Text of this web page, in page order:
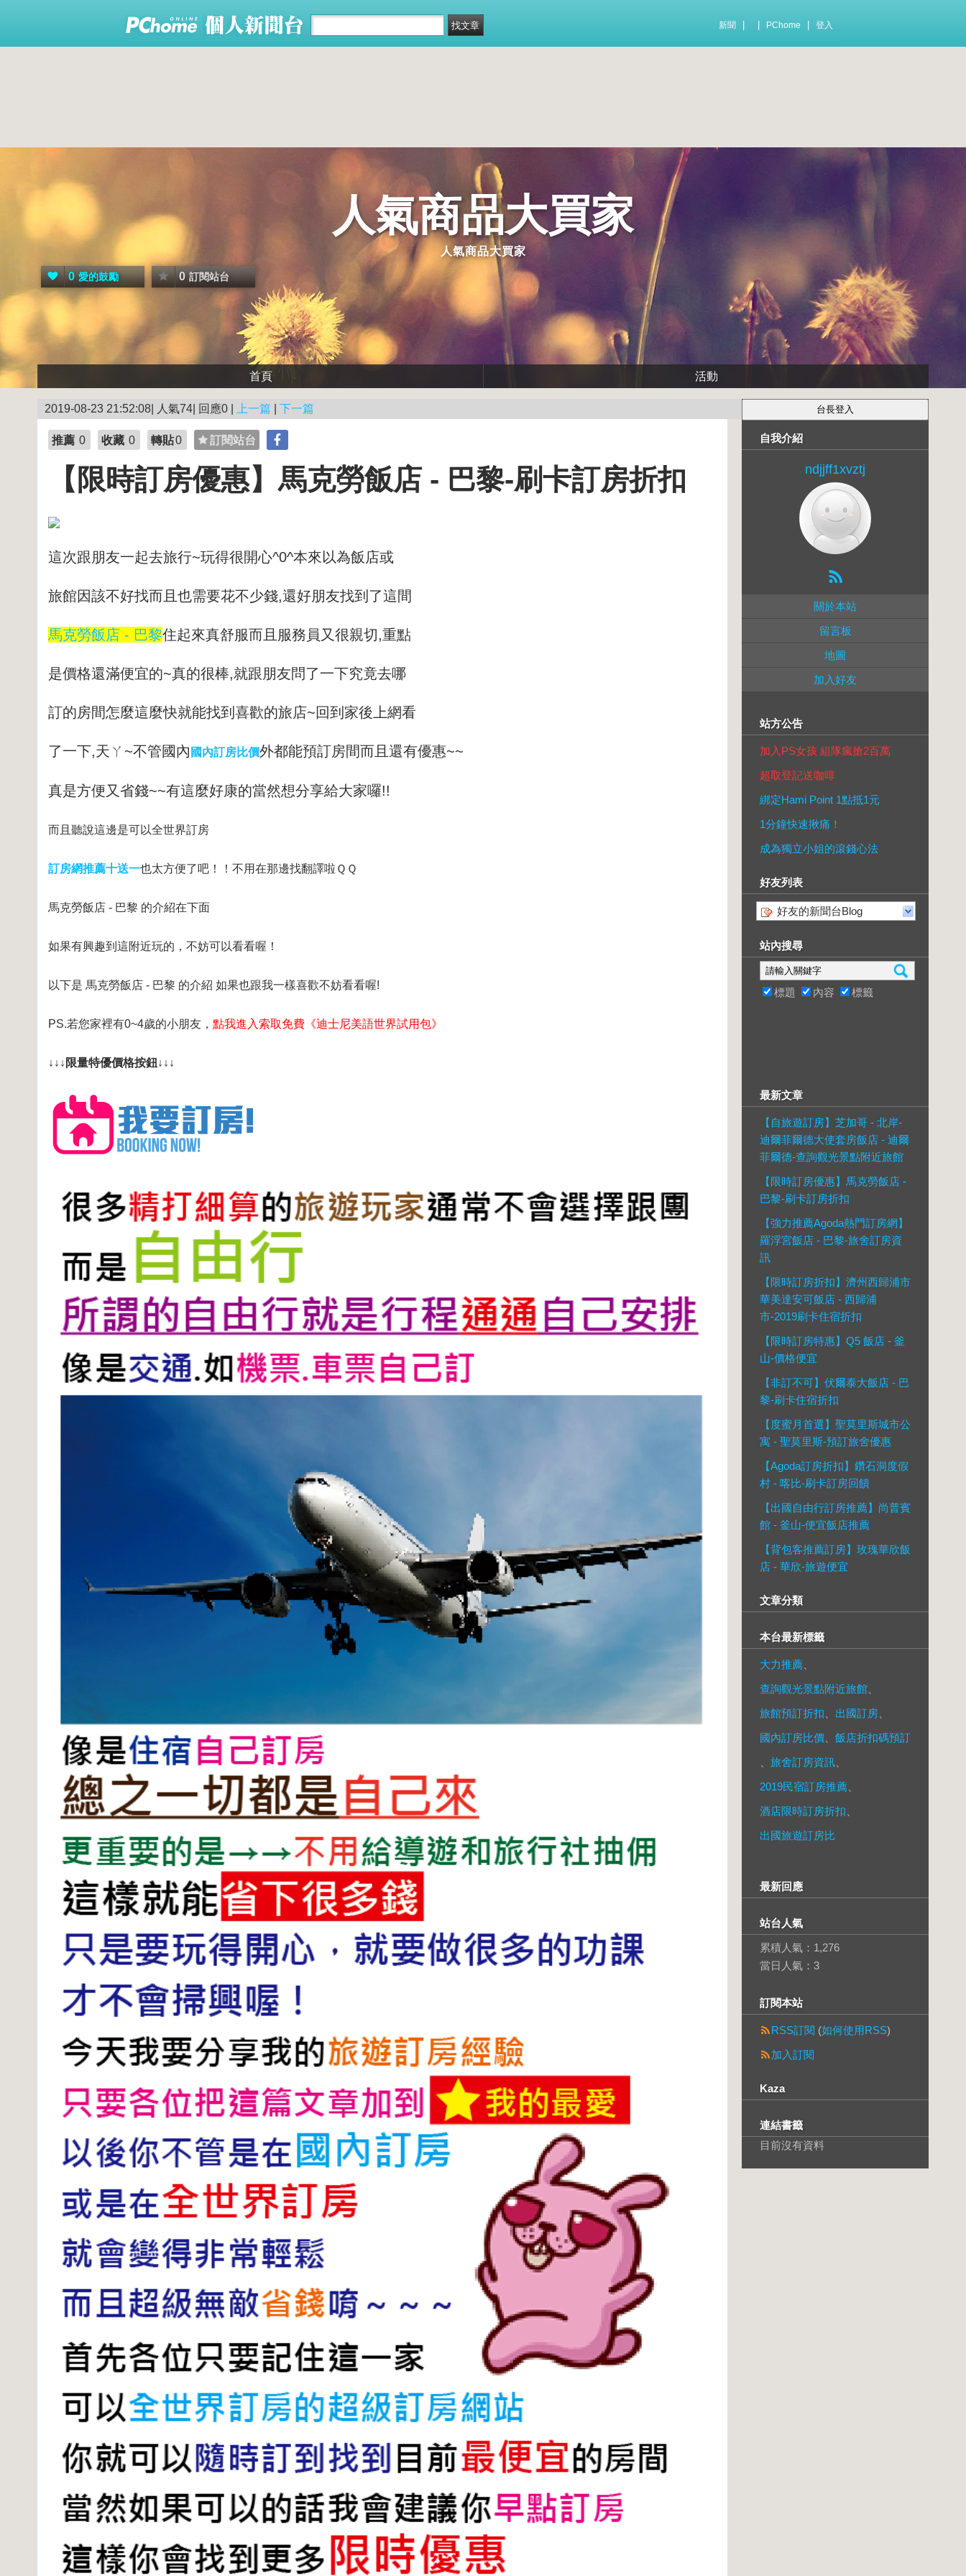
新聞 PChome 登入
人氣商品大買家
人氣商品大買家
0 愛的鼓勵 0 訂閱站台
首頁 活動
2019-08-23 21:52:08| 人氣74| 回應0 | 上一篇 下一篇
推薦 0 收藏 0 轉貼0 訂閱站台
【限時訂房優惠】馬克勞飯店 - 巴黎-刷卡訂房折扣
這次跟朋友一起去旅行~玩得很開心^0^本來以為飯店或
旅館因該不好找而且也需要花不少錢,還好朋友找到了這間
馬克勞飯店 - 巴黎住起來真舒服而且服務員又很親切,重點
是價格還滿便宜的~真的很棒,就跟朋友問了一下究竟去哪
訂的房間怎麼這麼快就能找到喜歡的旅店~回到家後上網看
了一下,天ㄚ~不管國內 國內訂房比價外都能預訂房間而且還有優惠~~
真是方便又省錢~~有這麼好康的當然想分享給大家囉!!
而且聽說這邊是可以全世界訂房
訂房網推薦十送一也太方便了吧！！不用在那邊找翻譯啦ＱＱ
馬克勞飯店 - 巴黎 的介紹在下面
如果有興趣到這附近玩的，不妨可以看看喔！
以下是 馬克勞飯店 - 巴黎 的介紹 如果也跟我一樣喜歡不妨看看喔!
PS.若您家裡有0~4歲的小朋友， 點我進入索取免費《迪士尼美語世界試用包》
↓↓↓限量特優價格按鈕↓↓↓
自我介紹
ndjjff1xvztj
關於本站
留言板
地圖
加入好友
站方公告
加入PS女孩 組隊瘋搶2百萬
超取登記送咖啡
綁定Hami Point 1點抵1元
1分鐘快速揪痛！
成為獨立小姐的滾錢心法
好友列表
好友的新聞台Blog
站內搜尋
標題 內容 標籤
最新文章
【自旅遊訂房】芝加哥 - 北岸-
迪爾菲爾德大使套房飯店 - 迪爾
菲爾德-查詢觀光景點附近旅館
【限時訂房優惠】馬克勞飯店 -
巴黎-刷卡訂房折扣
【強力推薦Agoda熱門訂房網】
羅浮宮飯店 - 巴黎-旅舍訂房資
訊
【限時訂房折扣】濟州西歸浦市
華美達安可飯店 - 西歸浦
市-2019刷卡住宿折扣
【限時訂房特惠】Q5 飯店 - 釜
山-價格便宜
【非訂不可】伏爾泰大飯店 - 巴
黎-刷卡住宿折扣
【度蜜月首選】聖莫里斯城市公
寓 - 聖莫里斯-預訂旅舍優惠
【Agoda訂房折扣】鑽石洞度假
村 - 喀比-刷卡訂房回饋
【出國自由行訂房推薦】尚普賓
館 - 釜山-便宜飯店推薦
【背包客推薦訂房】玫瑰華欣飯
店 - 華欣-旅遊便宜
文章分類
本台最新標籤
大力推薦
查詢觀光景點附近旅館
旅館預訂折扣
出國訂房
國內訂房比價
飯店折扣碼預訂
旅舍訂房資訊
2019民宿訂房推薦
酒店限時訂房折扣
出國旅遊訂房比
最新回應
站台人氣
累積人氣： 1,276
當日人氣： 3
訂閱本站
RSS訂閱 (如何使用RSS)
加入訂閱
Kaza
連結書籤
目前沒有資料